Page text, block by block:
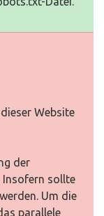
Website
der
Insofern sollte
Um die
parallele